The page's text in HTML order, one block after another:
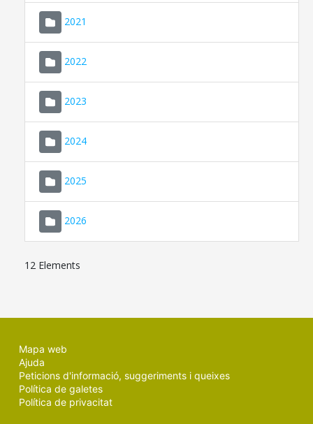
2021
2022
2023
2024
2025
2026
12 Elements
Mapa web
Ajuda
Peticions d'informació, suggeriments i queixes
Política de galetes
Política de privacitat